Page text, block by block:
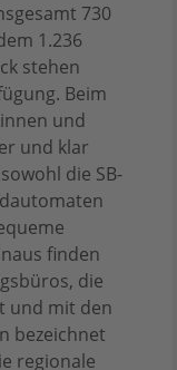
730
1.236
stehen
Beim
und
und klar
die SB-
finden
die
und mit den
bezeichnet
regionale